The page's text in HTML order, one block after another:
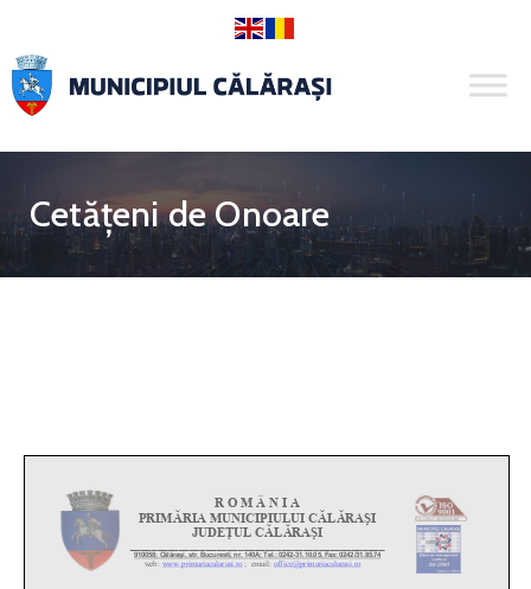
Cetățeni de Onoare